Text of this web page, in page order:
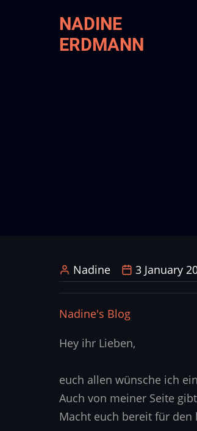
NADINE
ERDMANN
Nadine 3 January
Nadine's Blog
Hey ihr Lieben,
euch allen wünsche ich
Auch von meiner Seite
Macht euch bereit für den